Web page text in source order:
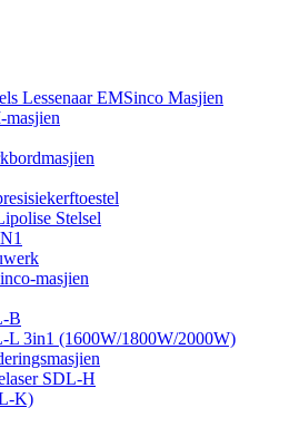
Lessenaar EMSinco Masjien
masjien
Stelsel
masjien
B
L 3in1 (1600W/1800W/2000W)
SDL-H
K)